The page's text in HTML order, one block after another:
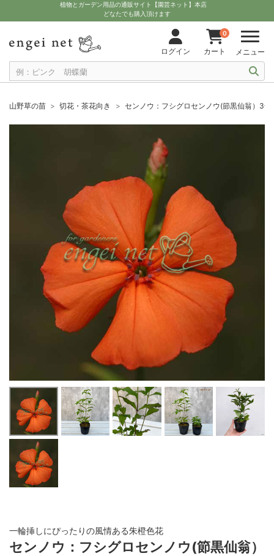
植物とガーデン用品の通販サイト【園芸ネット】本店
どなたでも購入頂けます
ログイン
0
カート メニュー
山野草の苗 切花・茶花向き センノウ：フシグロセンノウ(節黒仙翁）3号
一輪挿しにぴったりの風情ある朱橙色花
センノウ：フシグロセンノウ(節黒仙翁）